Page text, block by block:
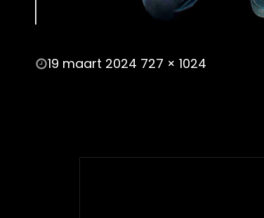
POSTED
19 maart 2024 727 × 1024